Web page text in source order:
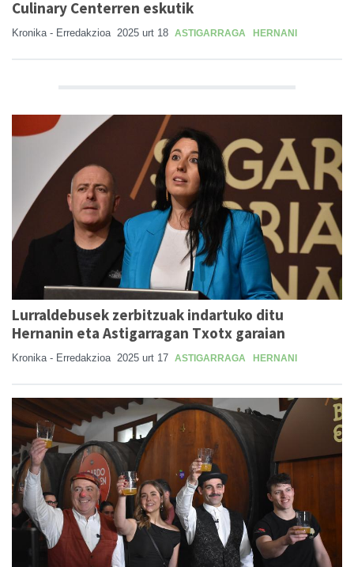
Culinary Centerren eskutik
Kronika - Erredakzioa 2025 urt 18 ASTIGARRAGA HERNANI
Lurraldebusek zerbitzuak indartuko ditu
Hernanin eta Astigarragan Txotx garaian
Kronika - Erredakzioa 2025 urt 17 ASTIGARRAGA HERNANI